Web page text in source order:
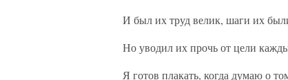
И был их труд велик, шаги их
Но уводил их прочь от цели
Я готов плакать, когда думаю о